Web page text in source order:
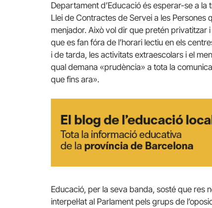
Departament d’Educació és esperar-se a
Llei de Contractes de Servei a les
menjador. Això vol dir que pretén privatitzar
que es fan fóra de l’horari lectiu en els
i de tarda, les activitats extraescolars i el
qual demana «prudència» a tota la
que fins ara».
Educació, per la seva banda, sosté que res
interpel·lat al Parlament pels grups de